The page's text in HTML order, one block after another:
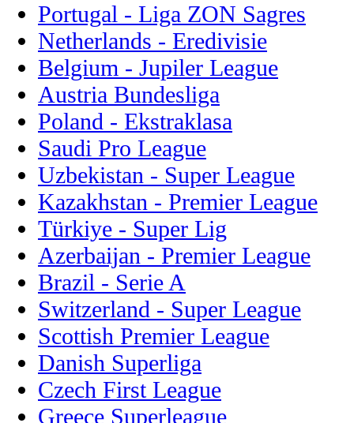
Portugal - Liga ZON Sagres
Netherlands - Eredivisie
Belgium - Jupiler League
Austria Bundesliga
Poland - Ekstraklasa
Saudi Pro League
Uzbekistan - Super League
Kazakhstan - Premier League
Türkiye - Super Lig
Azerbaijan - Premier League
Brazil - Serie A
Switzerland - Super League
Scottish Premier League
Danish Superliga
Czech First League
Greece Superleague